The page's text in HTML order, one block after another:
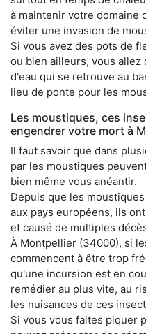
à maintenir votre domaine
éviter une invasion de
Si vous avez des pots de
ou bien ailleurs, vous
d'eau qui se retrouve au
lieu de ponte pour les
Les moustiques, ces
engendrer votre mort à
Il faut savoir que dans
par les moustiques
bien même vous anéantir.
Depuis que les
aux pays européens, ils
et causé de multiples
À Montpellier (34000), si
commencent à être trop
qu'une incursion est en
remédier au plus vite, au
les nuisances de ces
Si vous vous faites piquer